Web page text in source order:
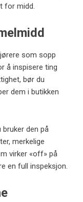
for midd.
som sopp
å inspisere ting
bør du
dem i butikken
den på
merkelige
virker «off» på
en full inspeksjon.